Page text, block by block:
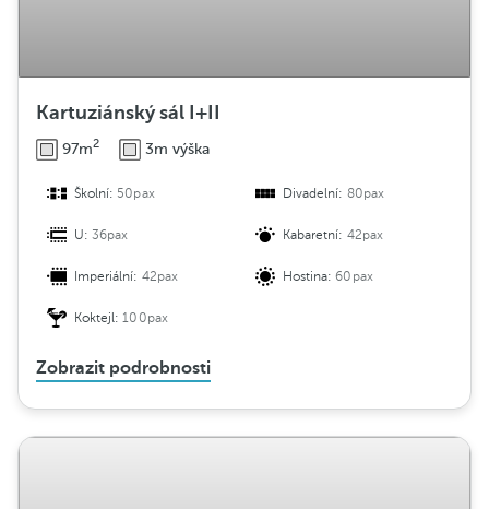
Kartuziánský sál I+II
97m2 3m výška
Školní: 50pax Divadelní: 80pax
U:36pax Kabaretní: 42pax
Imperiální: 42pax Hostina:60pax
Koktejl:100pax
Zobrazit podrobnosti